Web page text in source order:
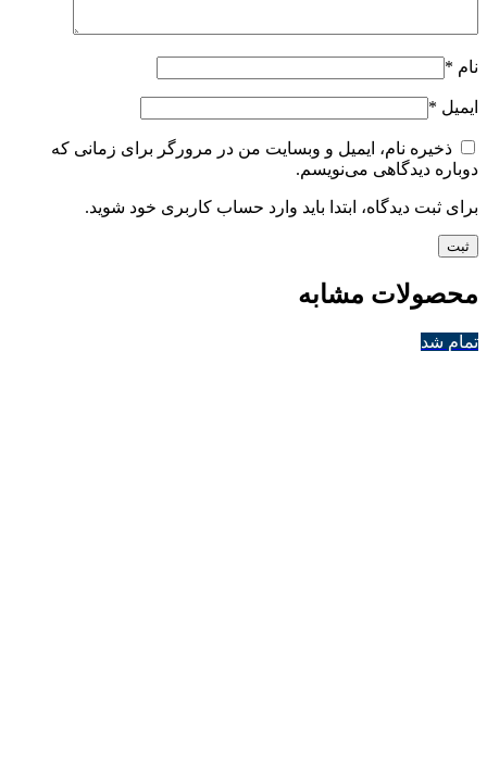
نام *
ایمیل *
ذخیره نام، ایمیل و وبسایت من در مرورگر برای زمانی که
دوباره دیدگاهی می‌نویسم.
برای ثبت دیدگاه، ابتدا باید وارد حساب کاربری خود شوید.
محصولات مشابه
تمام شد